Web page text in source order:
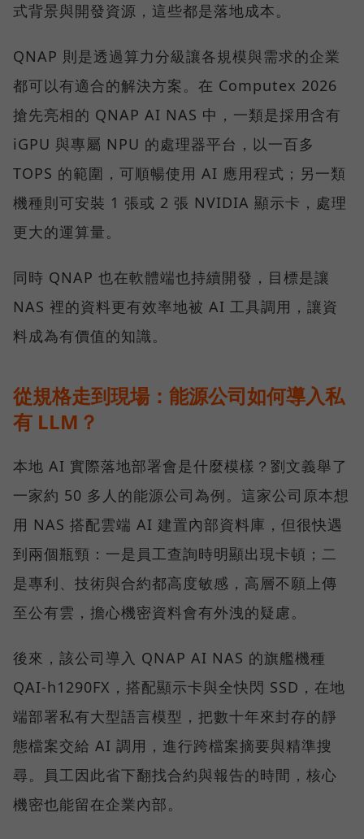
式背景與開發資源，這些都是落地成本。
QNAP 則是透過算力分級讓各規模與需求的企業
都可以有適合的解決方案。在 Computex 2026
搶先亮相的 QNAP AI NAS 中，一類是採用含有
iGPU 與專屬 NPU 的處理器平台，以一百多
TOPS 的範圍，可順暢使用 AI 應用程式；另一類
機種則可安裝 1 張或 2 張 NVIDIA 顯示卡，處理
更大的運算量。
同時 QNAP 也在軟體端也持續開發，目標是讓
NAS 裡的資料更有效率地被 AI 工具調用，讓資
料成為有價值的知識。
從規格走到現場：能源公司如何導入私
有 LLM？
本地 AI 實際落地部署會是什麼模樣？劉文義舉了
一家約 50 多人的能源公司為例。這家公司原本想
用 NAS 搭配雲端 AI 建置內部資料庫，但很快遇
到兩個瓶頸：一是員工查詢時明顯出現卡頓；二
是專利、技術與合約都高度敏感，高層不願上傳
至公有雲，擔心機密資料會有外洩的疑慮。
後來，該公司導入 QNAP AI NAS 的旗艦機種
QAI-h1290FX，搭配顯示卡與全快閃 SSD，在地
端部署私有大型語言模型，把數十年來封存的靜
態檔案交給 AI 調用，進行跨檔案摘要與精準搜
尋。員工因此省下翻找合約與報告的時間，核心
機密也能留在企業內部。